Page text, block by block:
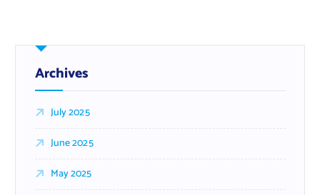
Archives
July 2025
June 2025
May 2025